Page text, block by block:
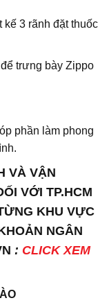
kế 3 rãnh đặt thuốc
trưng bày Zippo
phần làm phong
VÀ VẬN
VỚI TP.HCM
KHU VỰC
NGÂN
: CLICK XEM